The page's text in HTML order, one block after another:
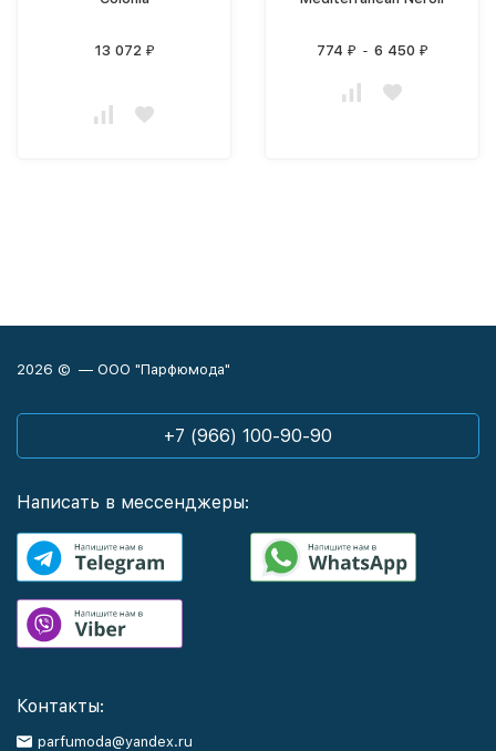
13 072 ₽ 774 ₽ - 6 450 ₽
2026 © — ООО "Парфюмода"
+7 (966) 100-90-90
Написать в мессенджеры:
Контакты:
parfumoda@yandex.ru